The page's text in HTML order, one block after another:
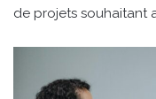
de projets souhaitant